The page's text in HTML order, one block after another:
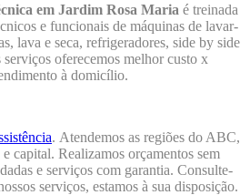
em Jardim Rosa Maria é treinada
e funcionais de máquinas de lavar-
lava e seca, refrigeradores, side by side
serviços oferecemos melhor custo x
à domicílio.
. Atendemos as regiões do ABC,
capital. Realizamos orçamentos sem
e serviços com garantia. Consulte-
serviços, estamos à sua disposição.